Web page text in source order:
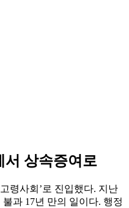
서 상속증여로
령사회’로 진입했다. 지난
불과 17년 만의 일이다. 행정